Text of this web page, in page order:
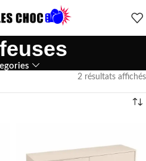
2 résultats affichés